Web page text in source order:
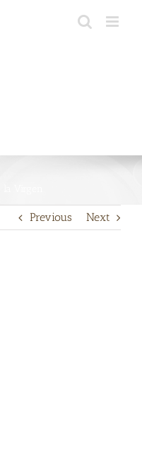
Previous Next